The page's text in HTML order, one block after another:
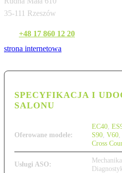
35-111 Rzeszów
+48 17 860 12 20
strona internetowa
SPECYFIKACJA I
SALONU
Oferowane modele:
EC40
S90 V60
Cross
Usługi ASO: